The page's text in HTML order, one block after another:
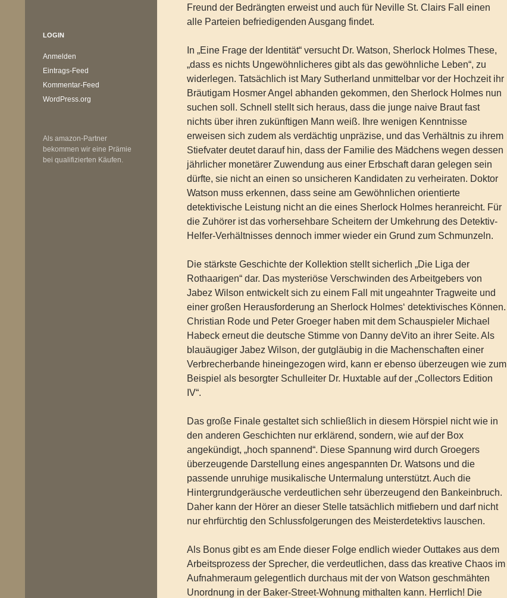
Freund der Bedrängten erweist und auch für Neville St. Clairs Fall einen
alle Parteien befriedigenden Ausgang findet.
In „Eine Frage der Identität“ versucht Dr. Watson, Sherlock Holmes These,
„dass es nichts Ungewöhnlicheres gibt als das gewöhnliche Leben“, zu
widerlegen. Tatsächlich ist Mary Sutherland unmittelbar vor der Hochzeit ihr
Bräutigam Hosmer Angel abhanden gekommen, den Sherlock Holmes nun
suchen soll. Schnell stellt sich heraus, dass die junge naive Braut fast
nichts über ihren zukünftigen Mann weiß. Ihre wenigen Kenntnisse
erweisen sich zudem als verdächtig unpräzise, und das Verhältnis zu ihrem
Stiefvater deutet darauf hin, dass der Familie des Mädchens wegen dessen
jährlicher monetärer Zuwendung aus einer Erbschaft daran gelegen sein
dürfte, sie nicht an einen so unsicheren Kandidaten zu verheiraten. Doktor
Watson muss erkennen, dass seine am Gewöhnlichen orientierte
detektivische Leistung nicht an die eines Sherlock Holmes heranreicht. Für
die Zuhörer ist das vorhersehbare Scheitern der Umkehrung des Detektiv-
Helfer-Verhältnisses dennoch immer wieder ein Grund zum Schmunzeln.
Die stärkste Geschichte der Kollektion stellt sicherlich „Die Liga der
Rothaarigen“ dar. Das mysteriöse Verschwinden des Arbeitgebers von
Jabez Wilson entwickelt sich zu einem Fall mit ungeahnter Tragweite und
einer großen Herausforderung an Sherlock Holmes‘ detektivisches Können.
Christian Rode und Peter Groeger haben mit dem Schauspieler Michael
Habeck erneut die deutsche Stimme von Danny deVito an ihrer Seite. Als
blauäugiger Jabez Wilson, der gutgläubig in die Machenschaften einer
Verbrecherbande hineingezogen wird, kann er ebenso überzeugen wie zum
Beispiel als besorgter Schulleiter Dr. Huxtable auf der „Collectors Edition
IV“.
Das große Finale gestaltet sich schließlich in diesem Hörspiel nicht wie in
den anderen Geschichten nur erklärend, sondern, wie auf der Box
angekündigt, „hoch spannend“. Diese Spannung wird durch Groegers
überzeugende Darstellung eines angespannten Dr. Watsons und die
passende unruhige musikalische Untermalung unterstützt. Auch die
Hintergrundgeräusche verdeutlichen sehr überzeugend den Bankeinbruch.
Daher kann der Hörer an dieser Stelle tatsächlich mitfiebern und darf nicht
nur ehrfürchtig den Schlussfolgerungen des Meisterdetektivs lauschen.
Als Bonus gibt es am Ende dieser Folge endlich wieder Outtakes aus dem
Arbeitsprozess der Sprecher, die verdeutlichen, dass das kreative Chaos im
Aufnahmeraum gelegentlich durchaus mit der von Watson geschmähten
Unordnung in der Baker-Street-Wohnung mithalten kann. Herrlich! Die
LOGIN
Anmelden
Eintrags-Feed
Kommentar-Feed
WordPress.org
Als amazon-Partner
bekommen wir eine Prämie
bei qualifizierten Käufen.